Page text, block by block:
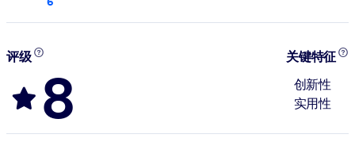
评级
8
关键特征
创新性
实用性